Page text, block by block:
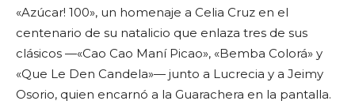
«Azúcar! 100», un homenaje a Celia Cruz en el
centenario de su natalicio que enlaza tres de sus
clásicos —«Cao Cao Maní Picao», «Bemba Colorá» y
«Que Le Den Candela»— junto a Lucrecia y a Jeimy
Osorio, quien encarnó a la Guarachera en la pantalla.